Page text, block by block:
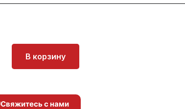
В корзину
Свяжитесь с нами